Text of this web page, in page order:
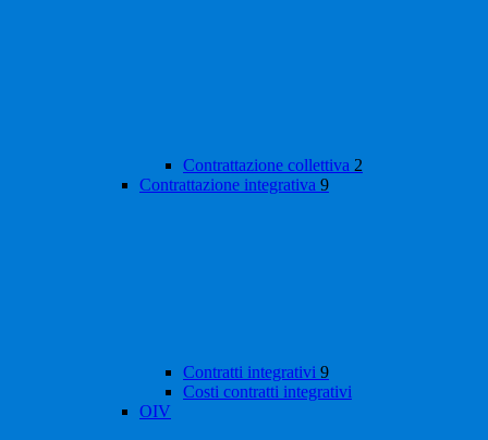
Contrattazione collettiva 2
Contrattazione integrativa 9
Contratti integrativi 9
Costi contratti integrativi
OIV